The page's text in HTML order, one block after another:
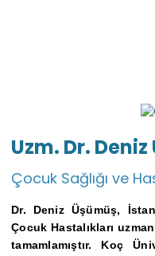
Uzm. Dr.
Çocuk Sağlığı ve
Dr. Deniz Üşümüş,
Çocuk Hastalıkları
tamamlamıştır. Koç